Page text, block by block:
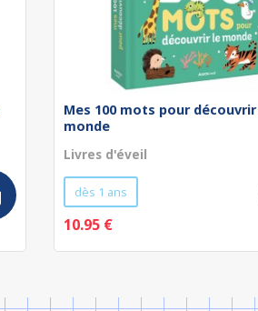
Mes 100 mots pour
monde
Livres d'éveil
dès 1 ans
10.95 €